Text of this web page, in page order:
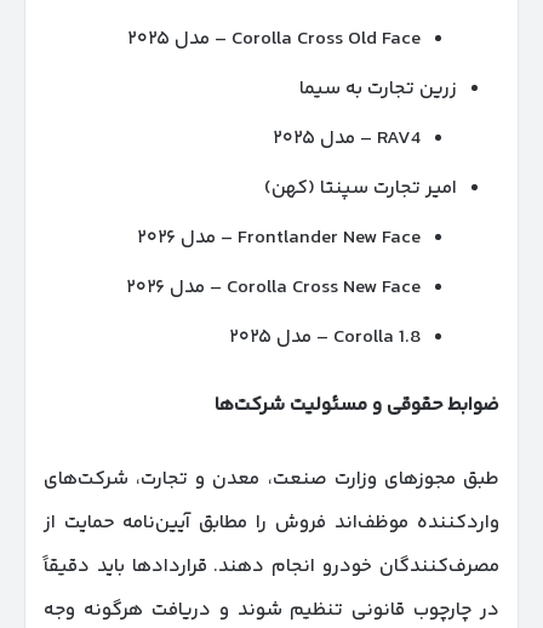
Corolla Cross Old Face – مدل ۲۰۲۵
زرین تجارت به سیما
RAV4 – مدل ۲۰۲۵
امیر تجارت سپنتا (کهن)
Frontlander New Face – مدل ۲۰۲۶
Corolla Cross New Face – مدل ۲۰۲۶
Corolla 1.8 – مدل ۲۰۲۵
ضوابط حقوقی و مسئولیت شرکت‌ها
طبق مجوزهای وزارت صنعت، معدن و تجارت، شرکت‌های
واردکننده موظف‌اند فروش را مطابق آیین‌نامه حمایت از
مصرف‌کنندگان خودرو انجام دهند. قراردادها باید دقیقاً
در چارچوب قانونی تنظیم شوند و دریافت هرگونه وجه